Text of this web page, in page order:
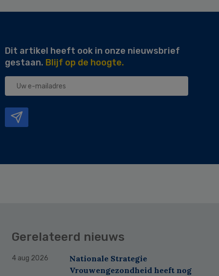
Dit artikel heeft ook in onze nieuwsbrief
gestaan. Blijf op de hoogte.
Uw
Gerelateerd nieuws
4 aug 2026
Nationale Strategie
Vrouwengezondheid heeft nog